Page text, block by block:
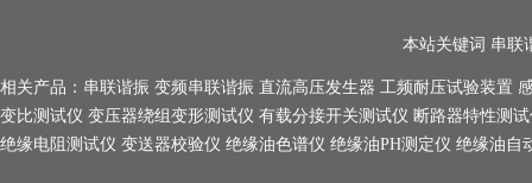
本站关键词 串联
相关产品： 串联谐振 变频串联谐振 直流高压发生器 工频耐压试验装置
变比测试仪 变压器绕组变形测试仪 有载分接开关测试仪 断路器特性测
绝缘电阻测试仪 变送器校验仪 绝缘油色谱仪 绝缘油PH测定仪 绝缘油自